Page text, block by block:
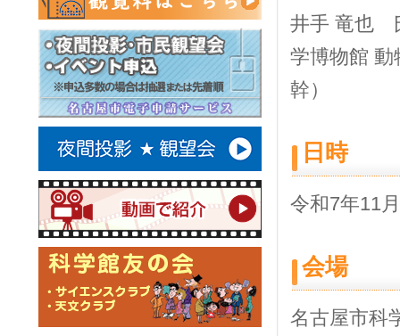
井手 竜也
学博物館
幹）
日時
令和7年11
会場
名古屋市科